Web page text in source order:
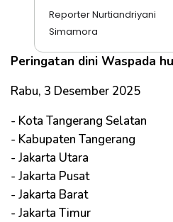
Reporter Nurtiandriyani
Simamora
Peringatan dini Waspada
Rabu, 3 Desember 2025
- Kota Tangerang Selatan
- Kabupaten Tangerang
- Jakarta Utara
- Jakarta Pusat
- Jakarta Barat
- Jakarta Timur